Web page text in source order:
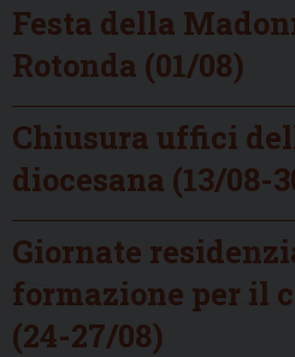
Festa della
Rotonda (01/08)
Chiusura uffici
diocesana (13/08-
Giornate
formazione per il
(24-27/08)